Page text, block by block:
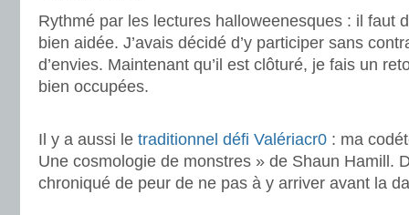
Rythmé par les lectures halloweenesques : il faut
bien aidée. J’avais décidé d’y participer sans
d’envies. Maintenant qu’il est clôturé, je fais un
bien occupées.
Il y a aussi le traditionnel défi Valériacr0 : ma
Une cosmologie de monstres » de Shaun Hamill.
chroniqué de peur de ne pas à y arriver avant la